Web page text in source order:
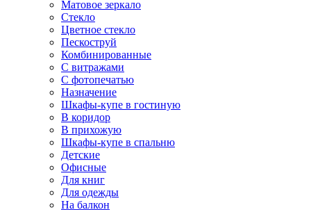
Матовое зеркало
Стекло
Цветное стекло
Пескоструй
Комбинированные
С витражами
С фотопечатью
Назначение
Шкафы-купе в гостиную
В коридор
В прихожую
Шкафы-купе в спальню
Детские
Офисные
Для книг
Для одежды
На балкон